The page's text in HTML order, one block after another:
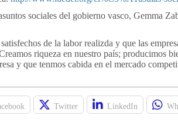
sociales del gobierno vasco, Gemma
de la labor realizda y que las
riqueza en nuestro país; producimos
y que tenmos cabida en el mercado
Twitter LinkedIn